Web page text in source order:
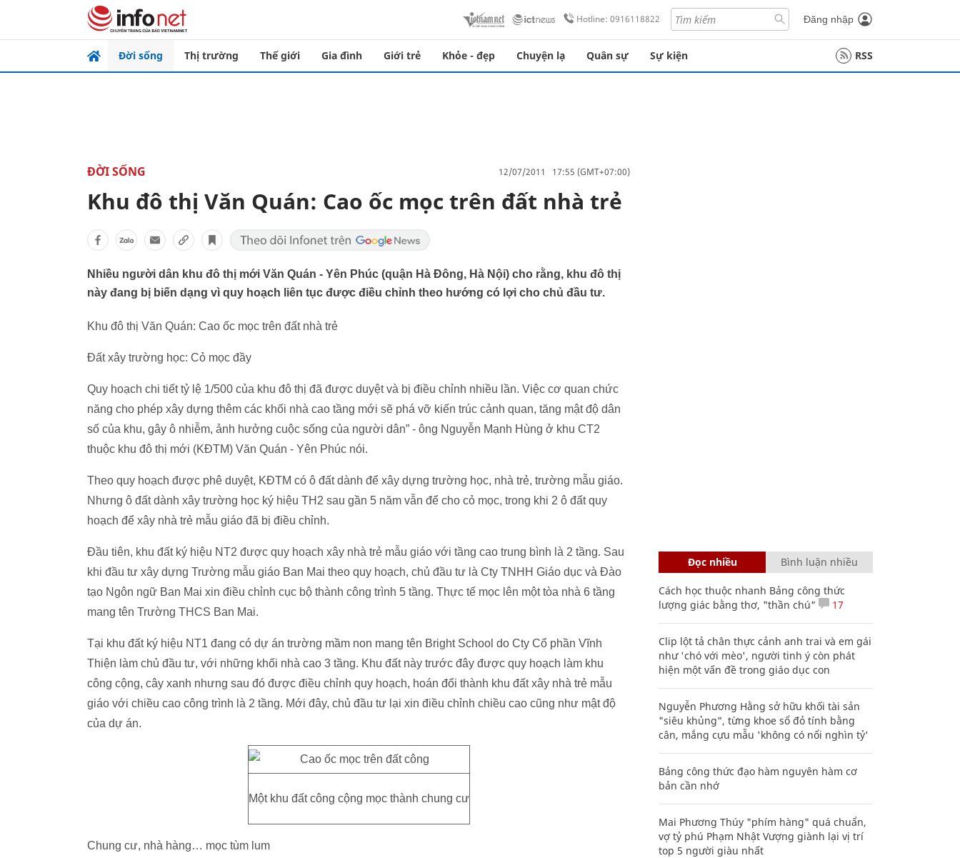
Hotline: 0916118822 Đăng nhập
Đời sống Thị trường Thế giới Gia đình Giới trẻ Khỏe - đẹp Chuyện lạ Quân sự Sự kiện RSS
ĐỜI SỐNG 12/07/2011 17:55 (GMT+07:00)
Khu đô thị Văn Quán: Cao ốc mọc trên đất nhà trẻ
Nhiều người dân khu đô thị mới Văn Quán - Yên Phúc (quận Hà Đông, Hà Nội) cho rằng, khu đô thị
này đang bị biến dạng vì quy hoạch liên tục được điều chỉnh theo hướng có lợi cho chủ đầu tư.
Khu đô thị Văn Quán: Cao ốc mọc trên đất nhà trẻ
Đất xây trường học: Cỏ mọc đầy
Quy hoạch chi tiết tỷ lệ 1/500 của khu đô thị đã được duyệt và bị điều chỉnh nhiều lần. Việc cơ quan chức
năng cho phép xây dựng thêm các khối nhà cao tầng mới sẽ phá vỡ kiến trúc cảnh quan, tăng mật độ dân
số của khu, gây ô nhiễm, ảnh hưởng cuộc sống của người dân” - ông Nguyễn Mạnh Hùng ở khu CT2
thuộc khu đô thị mới (KĐTM) Văn Quán - Yên Phúc nói.
Theo quy hoạch được phê duyệt, KĐTM có ô đất dành để xây dựng trường học, nhà trẻ, trường mẫu giáo.
Nhưng ô đất dành xây trường học ký hiệu TH2 sau gần 5 năm vẫn để cho cỏ mọc, trong khi 2 ô đất quy
hoạch để xây nhà trẻ mẫu giáo đã bị điều chỉnh.
Đầu tiên, khu đất ký hiệu NT2 được quy hoạch xây nhà trẻ mẫu giáo với tầng cao trung bình là 2 tầng. Sau
khi đầu tư xây dựng Trường mẫu giáo Ban Mai theo quy hoạch, chủ đầu tư là Cty TNHH Giáo dục và Đào
tạo Ngôn ngữ Ban Mai xin điều chỉnh cục bộ thành công trình 5 tầng. Thực tế mọc lên một tòa nhà 6 tầng
mang tên Trường THCS Ban Mai.
Tại khu đất ký hiệu NT1 đang có dự án trường mầm non mang tên Bright School do Cty Cổ phần Vĩnh
Thiện làm chủ đầu tư, với những khối nhà cao 3 tầng. Khu đất này trước đây được quy hoạch làm khu
công cộng, cây xanh nhưng sau đó được điều chỉnh quy hoạch, hoán đổi thành khu đất xây nhà trẻ mẫu
giáo với chiều cao công trình là 2 tầng. Mới đây, chủ đầu tư lại xin điều chỉnh chiều cao cũng như mật độ
của dự án.
Một khu đất công cộng mọc thành chung cư
Chung cư, nhà hàng… mọc tùm lum
Đọc nhiều Bình luận nhiều
Cách học thuộc nhanh Bảng công thức
lượng giác bằng thơ, "thần chú"
17
Clip lột tả chân thực cảnh anh trai và em gái
như 'chó với mèo', người tinh ý còn phát
hiện một vấn đề trong giáo dục con
Nguyễn Phương Hằng sở hữu khối tài sản
"siêu khủng", từng khoe sổ đỏ tính bằng
cân, mắng cựu mẫu 'không có nổi nghìn tỷ'
Bảng công thức đạo hàm nguyên hàm cơ
bản cần nhớ
Mai Phương Thúy "phím hàng" quá chuẩn,
vợ tỷ phú Phạm Nhật Vượng giành lại vị trí
top 5 người giàu nhất